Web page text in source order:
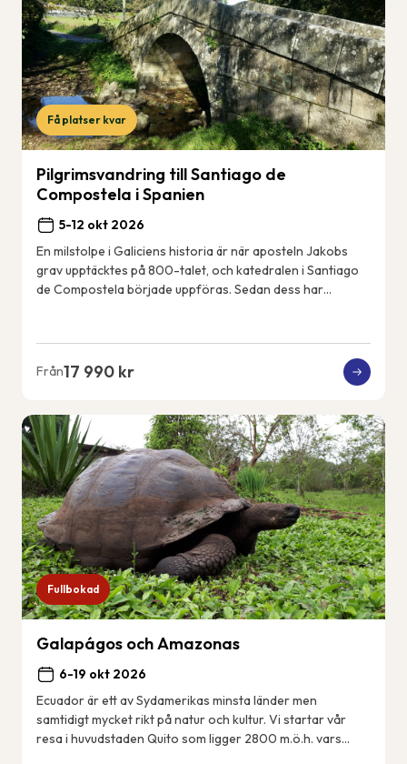
Få platser kvar
Pilgrimsvandring till Santiago de
Compostela i Spanien
5-12 okt 2026
En milstolpe i Galiciens historia är när aposteln Jakobs
grav upptäcktes på 800-talet, och katedralen i Santiago
de Compostela började uppföras. Sedan dess har
Från17 990 kr
Fullbokad
Galapágos och Amazonas
6-19 okt 2026
Ecuador är ett av Sydamerikas minsta länder men
samtidigt mycket rikt på natur och kultur. Vi startar vår
resa i huvudstaden Quito som ligger 2800 m.ö.h. vars